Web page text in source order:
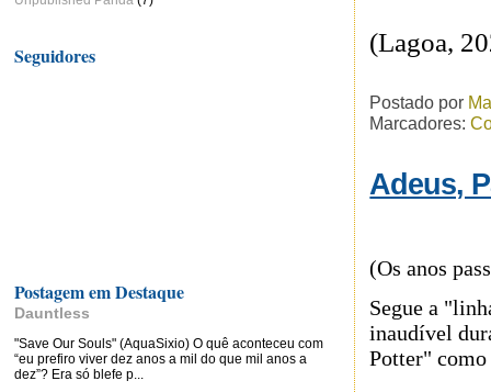
(Lagoa,
Postado por
Marcadores:
Adeus,
(Os anos
Segue a
inaudível
Potter"
Seguidores
Postagem em Destaque
Dauntless
"Save Our Souls" (AquaSixio) O quê aconteceu com
“eu prefiro viver dez anos a mil do que mil anos a
dez”? Era só blefe p...